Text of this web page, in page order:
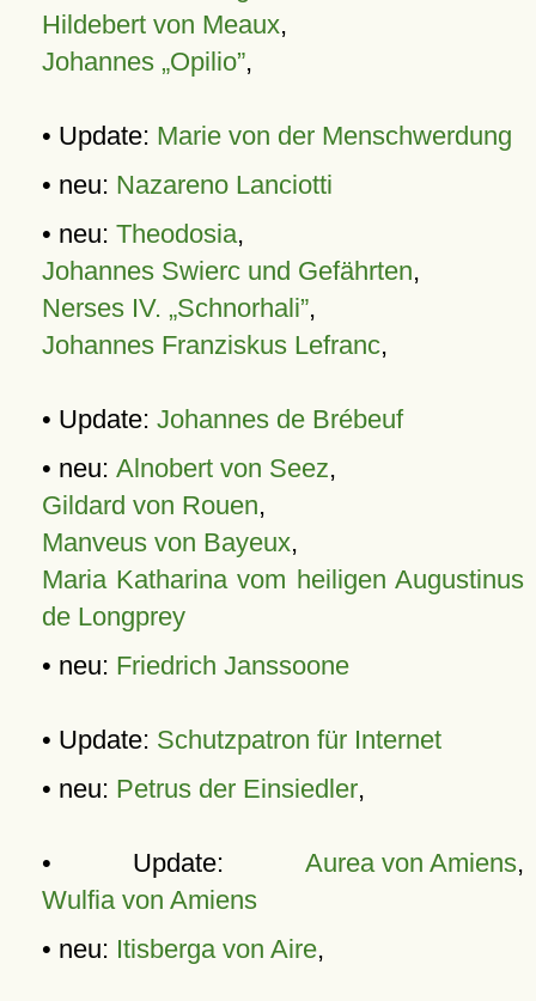
Hildebert von Meaux,
Johannes „Opilio”,
• Update: Marie von der Menschwerdung
• neu: Nazareno Lanciotti
• neu: Theodosia,
Johannes Swierc und Gefährten,
Nerses IV. „Schnorhali”,
Johannes Franziskus Lefranc,
• Update: Johannes de Brébeuf
• neu: Alnobert von Seez,
Gildard von Rouen,
Manveus von Bayeux,
Maria Katharina vom heiligen Augustinus
de Longprey
• neu: Friedrich Janssoone
• Update: Schutzpatron für Internet
• neu: Petrus der Einsiedler,
• Update: Aurea von Amiens,
Wulfia von Amiens
• neu: Itisberga von Aire,